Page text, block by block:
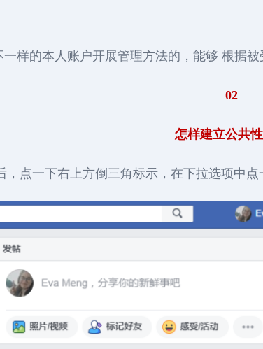
样的本人账户开展管理方法的，能够 根据被
02
怎样建立公共
，点一下右上方倒三角标示，在下拉选项中点